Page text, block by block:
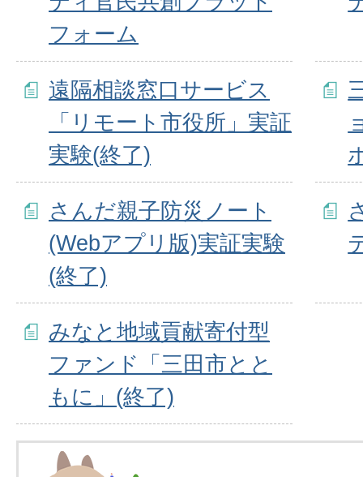
フォーム
遠隔相談窓口サービス
「リモート市役所」実証
実験(終了)
さんだ親子防災ノート
(Webアプリ版)実証実験
(終了)
みなと地域貢献寄付型
ファンド「三田市とと
もに」(終了)